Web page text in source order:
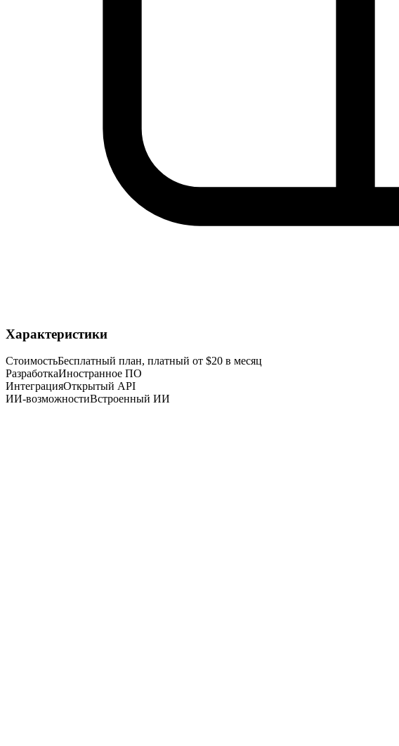
Характеристики
СтоимостьБесплатный план, платный от $20 в месяц
РазработкаИностранное ПО
ИнтеграцияОткрытый API
ИИ-возможностиВстроенный ИИ